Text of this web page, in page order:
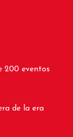
200 eventos
de la era